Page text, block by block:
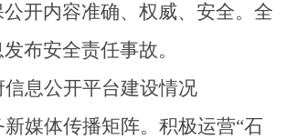
开内容准确、权威、安全。全
布安全责任事故。
信息公开平台建设情况
媒体传播矩阵。积极运营“石